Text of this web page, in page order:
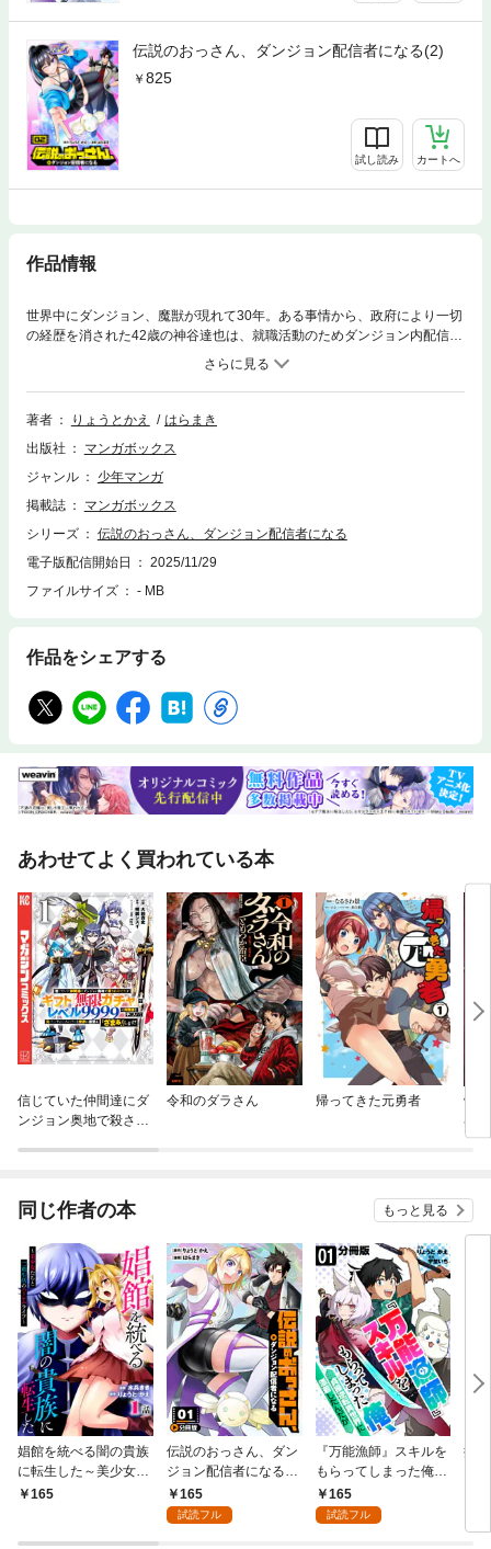
伝説のおっさん、ダンジョン配信者になる(2)
825
試し読み カートへ
作品情報
世界中にダンジョン、魔獣が現れて30年。ある事情から、政府により一切
の経歴を消された42歳の神谷達也は、就職活動のためダンジョン内配信に
挑戦。だが配信中に凶悪な魔物相手に遭遇！ 魔物相手に力を発揮した時、
その存在が再び知られることになって…！？
著者 りょうとかえ
はらまき
出版社
マンガボックス
ジャンル
少年マンガ
掲載誌
マンガボックス
シリーズ
伝説のおっさん、ダンジョン配信者になる
電子版配信開始日
2025/11/29
ファイルサイズ
- MB
作品をシェアする
あわせてよく買われている本
信じていた仲間達にダ
ンジョン奥地で殺され
れて元パーティーメン
バーと世界に復讐＆
令和のダラさん 帰ってきた元勇者
骸
界
同じ作者の本 もっと見る
娼館を統べる闇の貴族
に転生した～美少女た
ちと二重生活のハーレ
165
伝説のおっさん、ダン
ジョン配信者になる
【分冊版】1
165
試読フル
『万能漁師』スキルを
もらってしまった俺、
貞操逆転異世界に漂着
したんだが【分冊版】
165
試読フル
捨
ー